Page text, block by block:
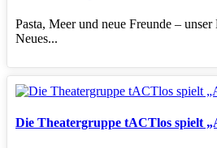
Pasta, Meer und neue Freunde –
Neues...
Die Theatergruppe tACTlos spielt